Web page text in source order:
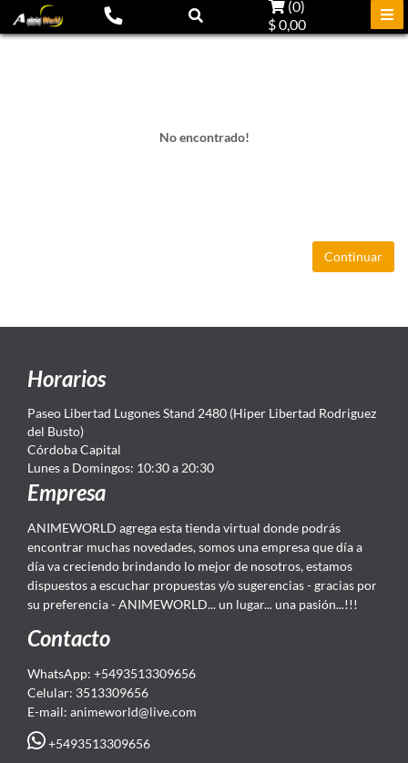
(0)
$ 0,00
No encontrado!
Continuar
Horarios
Paseo Libertad Lugones Stand 2480 (Hiper Libertad Rodriguez
del Busto)
Córdoba Capital
Lunes a Domingos: 10:30 a 20:30
Empresa
ANIMEWORLD agrega esta tienda virtual donde podrás
encontrar muchas novedades, somos una empresa que día a
día va creciendo brindando lo mejor de nosotros, estamos
dispuestos a escuchar propuestas y/o sugerencias - gracias por
su preferencia - ANIMEWORLD... un lugar... una pasión...!!!
Contacto
WhatsApp: +5493513309656
Celular: 3513309656
E-mail: animeworld@live.com
+5493513309656